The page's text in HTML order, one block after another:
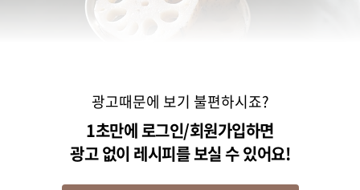
광고때문에 보기 불편하시죠?
1초만에 로그인/회원가입하면
광고 없이 레시피를 보실 수 있어요!